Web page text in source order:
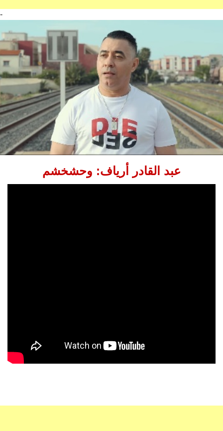
-
عبد القادر أرياف: وحشخشم